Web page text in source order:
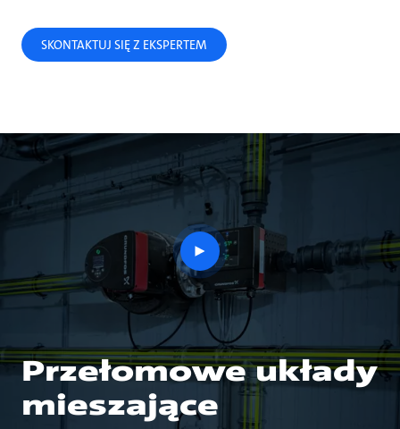
SKONTAKTUJ SIĘ Z EKSPERTEM
Przełomowe układy
mieszające
play
button